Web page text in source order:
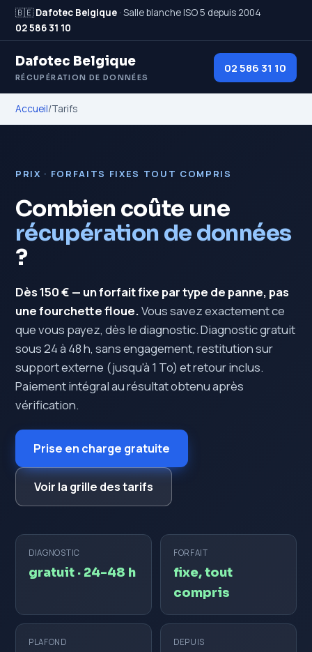
🇧🇪Dafotec Belgique · Salle blanche ISO 5 depuis 2004
02 586 31 10
Dafotec Belgique
RÉCUPÉRATION DE DONNÉES
02 586 31 10
Accueil/Tarifs
PRIX · FORFAITS FIXES TOUT COMPRIS
Combien coûte une
récupération de données
?
Dès 150 € — un forfait fixe par type de panne, pas
une fourchette floue.Vous savez exactement ce
que vous payez, dès le diagnostic. Diagnostic gratuit
sous 24 à 48 h, sans engagement, restitution sur
support externe (jusqu'à 1 To) et retour inclus.
Paiement intégral au résultat obtenu après
vérification.
Prise en charge gratuite
Voir la grille des tarifs
DIAGNOSTIC
gratuit · 24-48 h
FORFAIT
fixe, tout
compris
PLAFOND DEPUIS